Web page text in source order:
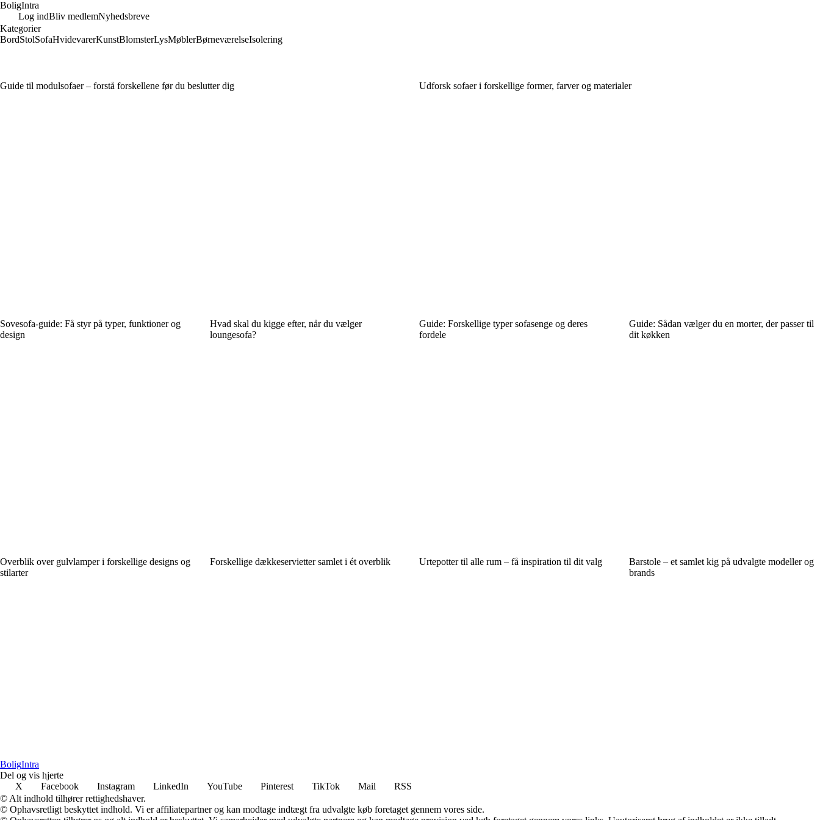
BoligIntra
Log indBliv medlemNyhedsbreve
Kategorier
BordStolSofaHvidevarerKunstBlomsterLysMøblerBørneværelseIsolering
Guide til modulsofaer – forstå forskellene før du beslutter dig Udforsk sofaer i forskellige former, farver og materialer
Sovesofa-guide: Få styr på typer, funktioner og
design
Hvad skal du kigge efter, når du vælger
loungesofa?
Guide: Forskellige typer sofasenge og deres
fordele
Guide: Sådan vælger du en morter, der passer til
dit køkken
Overblik over gulvlamper i forskellige designs og
stilarter
Forskellige dækkeservietter samlet i ét overblik Urtepotter til alle rum – få inspiration til dit valg
Barstole – et samlet kig på udvalgte modeller og
brands
BoligIntra
Del og vis hjerte
X
Facebook Instagram LinkedIn YouTube Pinterest TikTok Mail
RSS
© Alt indhold tilhører rettighedshaver.
© Ophavsretligt beskyttet indhold. Vi er affiliatepartner og kan modtage indtægt fra udvalgte køb foretaget gennem vores side.